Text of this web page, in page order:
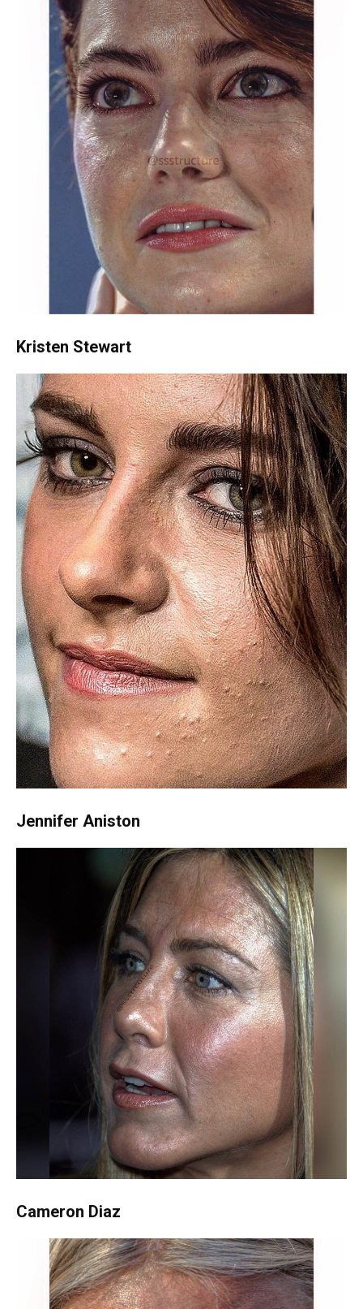
Kristen Stewart
Jennifer Aniston
Cameron Diaz